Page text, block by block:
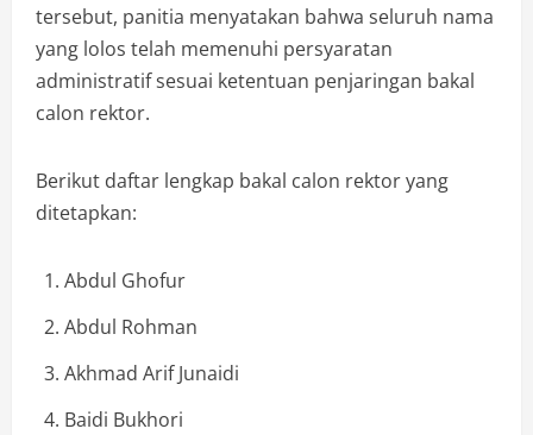
tersebut, panitia menyatakan bahwa seluruh nama
yang lolos telah memenuhi persyaratan
administratif sesuai ketentuan penjaringan bakal
calon rektor.
Berikut daftar lengkap bakal calon rektor yang
ditetapkan:
Abdul Ghofur
Abdul Rohman
Akhmad Arif Junaidi
Baidi Bukhori